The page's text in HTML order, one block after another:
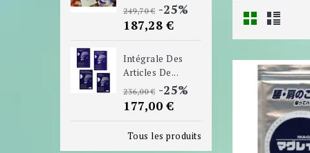
249,70 € -25%
187,28 €
Intégrale Des
Articles De...
236,00 € -25%
177,00 €
Tous les produits